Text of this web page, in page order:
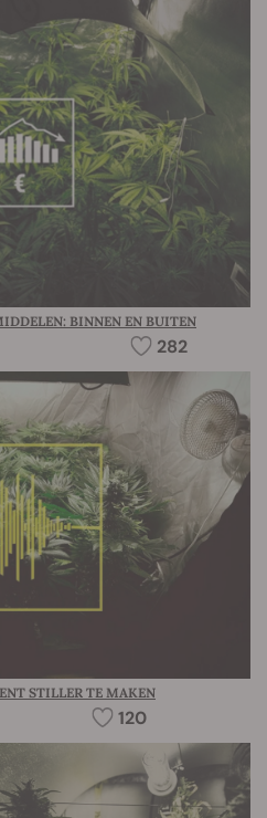
BINNEN EN BUITEN
282
STILLER TE MAKEN
120